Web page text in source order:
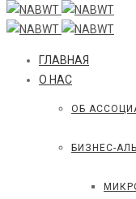
ГЛАВНАЯ
О НАС
ОБ
БИЗНЕС-